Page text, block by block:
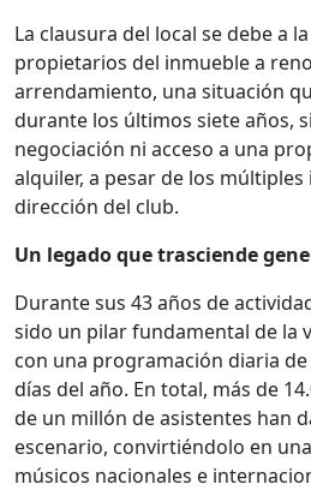
La clausura del local se debe a
propietarios del inmueble a
arrendamiento, una situación
durante los últimos siete años,
negociación ni acceso a una
alquiler, a pesar de los
dirección del club.
Un legado que trasciende
Durante sus 43 años de
sido un pilar fundamental de la
con una programación diaria
días del año. En total, más de
de un millón de asistentes han
escenario, convirtiéndolo en
músicos nacionales e